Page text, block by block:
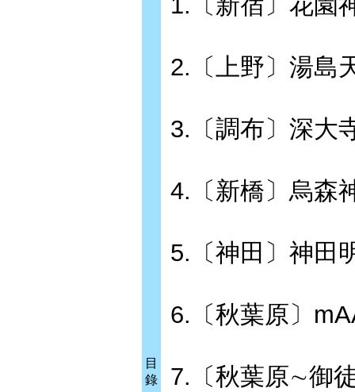
目
錄
2.〔上野〕湯島
3.〔調布〕深大
4.〔新橋〕烏森
5.〔神田〕神田
6.〔秋葉原〕
7.〔秋葉原∼御